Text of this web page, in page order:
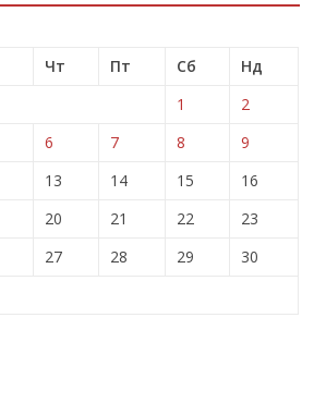
Чт Пт Сб
Нд
1
2
6 7 8
9
13 14 15
16
20 21 22
23
27 28 29
30